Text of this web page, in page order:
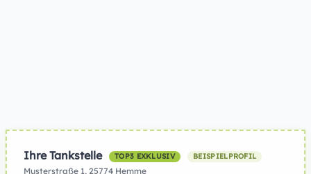
Ihre Tankstelle TOP3 EXKLUSIV BEISPIELPROFIL
Musterstraße 1, 25774 Hemme